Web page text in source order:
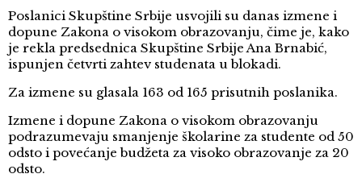
Poslanici Skupštine Srbije usvojili su danas izmene i
dopune Zakona o visokom obrazovanju, čime je, kako
je rekla predsednica Skupštine Srbije Ana Brnabić,
ispunjen četvrti zahtev studenata u blokadi.
Za izmene su glasala 163 od 165 prisutnih poslanika.
Izmene i dopune Zakona o visokom obrazovanju
podrazumevaju smanjenje školarine za studente od 50
odsto i povećanje budžeta za visoko obrazovanje za 20
odsto.